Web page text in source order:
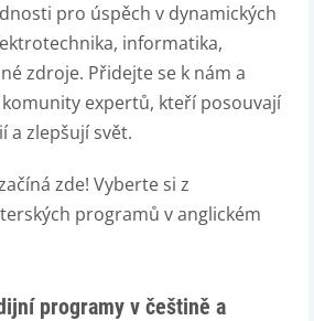
pro úspěch v dynamických
informatika,
zdroje. Přidejte se k nám a
expertů, kteří posouvají
a zlepšují svět.
zde! Vyberte si z
programů v anglickém
programy v češtině a